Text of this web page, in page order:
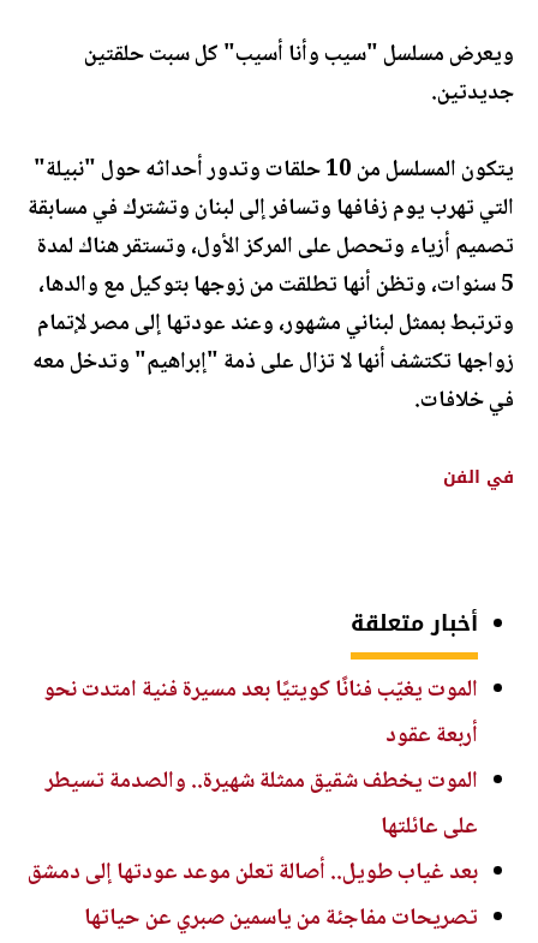
ويعرض مسلسل "سيب وأنا أسيب" كل سبت حلقتين
جديدتين.
يتكون المسلسل من 10 حلقات وتدور أحداثه حول "نبيلة"
التي تهرب يوم زفافها وتسافر إلى لبنان وتشترك في مسابقة
تصميم أزياء وتحصل على المركز الأول، وتستقر هناك لمدة
5 سنوات، وتظن أنها تطلقت من زوجها بتوكيل مع والدها،
وترتبط بممثل لبناني مشهور، وعند عودتها إلى مصر لإتمام
زواجها تكتشف أنها لا تزال على ذمة "إبراهيم" وتدخل معه
في خلافات.
في الفن
أخبار متعلقة
الموت يغيّب فنانًا كويتيًا بعد مسيرة فنية امتدت نحو
أربعة عقود
الموت يخطف شقيق ممثلة شهيرة.. والصدمة تسيطر
على عائلتها
بعد غياب طويل.. أصالة تعلن موعد عودتها إلى دمشق
تصريحات مفاجئة من ياسمين صبري عن حياتها